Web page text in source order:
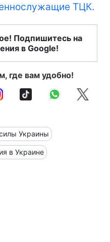
ТЦК.
Подпишитесь на
в Google!
где вам удобно!
Украины
в Украине